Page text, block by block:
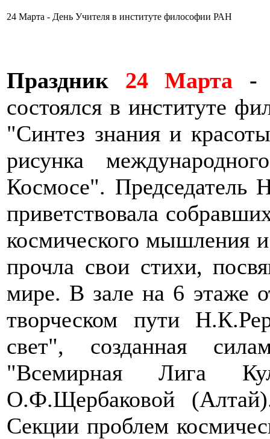
24 Марта - День Учителя в институте философии РАН
Праздник 24 Марта -
состоялся в институте
"Синтез знания и
рисунка
Космосе".
приветствовала
космического
прочла свои стихи,
мире. В зале на 6 этаже
творческом пути
свет", созданная
"Всемирная Лига
О.Ф.Щербаковой
Секции проблем